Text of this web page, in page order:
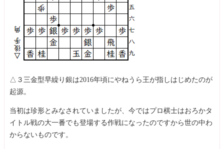
△３三金型早繰り銀は2016年頃にやねうら王が指しはじめたのが
起源。
当初は珍形とみなされていましたが、今ではプロ棋士はおろかタ
イトル戦の大一番でも登場する作戦になったのですから世の中わ
からないものです。